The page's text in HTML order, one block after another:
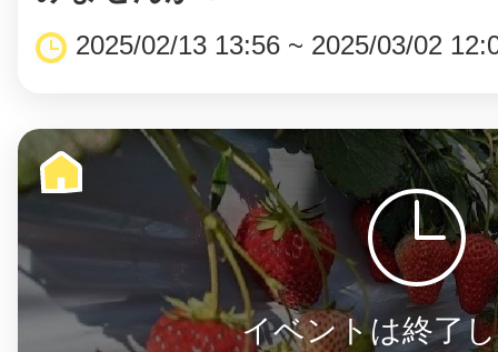
2025/02/13 13:56 ~ 2025/03/02
イベントは終了